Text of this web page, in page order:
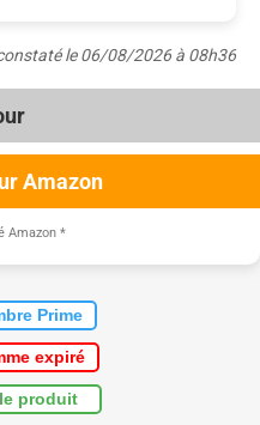
le 06/08/2026 à 08h36
Amazon
Amazon *
Prime
expiré
produit